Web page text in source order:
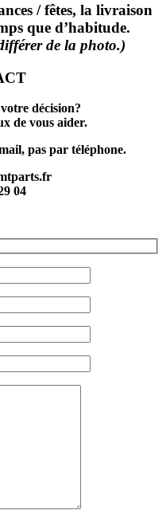
/ fêtes, la livraison
que d’habitude.
de la photo.)
décision?
de vous aider.
pas par téléphone.
04